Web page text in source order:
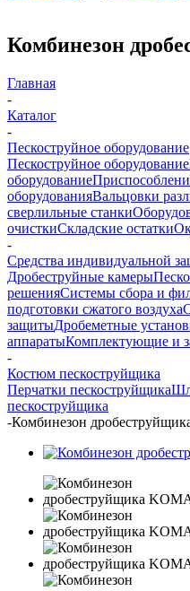
Комбинезон
Главная
-
Каталог
-
Пескоструйное оборудование
Пескоструйное оборудование
оборудование
оборудованияВальцовки
сверлильные станки
очисткиСкладские остатки
-
Средства индивидуальной
Дробеструйные камеры
решенияСистемы сбора и
подготовки сжатого воздуха
защитыДробеметные
аппаратыКомплектующие и
-
Костюм пескоструйщика
Перчатки пескоструйщика
пескоструйщика
-Комбинезон